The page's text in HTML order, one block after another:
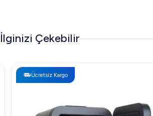
İlginizi Çekebilir
Ücretsiz Kargo